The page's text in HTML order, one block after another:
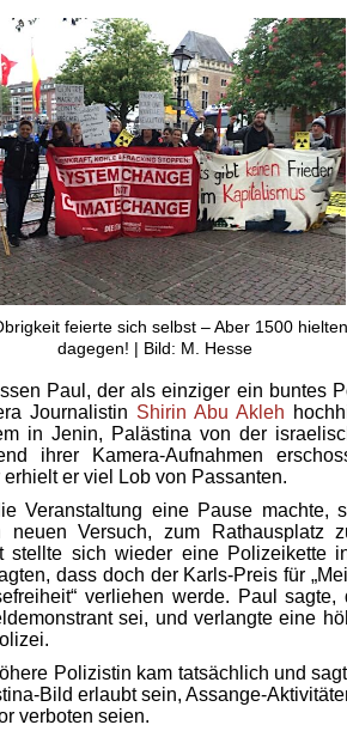
feierte sich selbst – Aber 1500 hielten
dagegen! | Bild: M. Hesse
Paul, der als einziger ein buntes
Journalistin Shirin Abu Akleh
in Jenin, Palästina von der
ihrer Kamera-Aufnahmen
erhielt er viel Lob von Passanten.
Veranstaltung eine Pause machte,
neuen Versuch, zum Rathausplatz
stellte sich wieder eine Polizeikette
dass doch der Karls-Preis für
verliehen werde. Paul
sei, und verlangte eine
Polizistin kam tatsächlich und
Bild erlaubt sein, Assange-
verboten seien.